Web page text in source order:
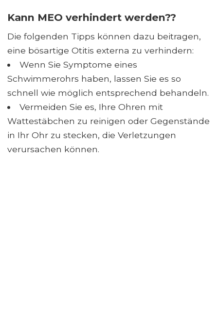
Kann MEO verhindert werden??
Die folgenden Tipps können dazu beitragen,
eine bösartige Otitis externa zu verhindern:
Wenn Sie Symptome eines
Schwimmerohrs haben, lassen Sie es so
schnell wie möglich entsprechend behandeln.
Vermeiden Sie es, Ihre Ohren mit
Wattestäbchen zu reinigen oder Gegenstände
in Ihr Ohr zu stecken, die Verletzungen
verursachen können.